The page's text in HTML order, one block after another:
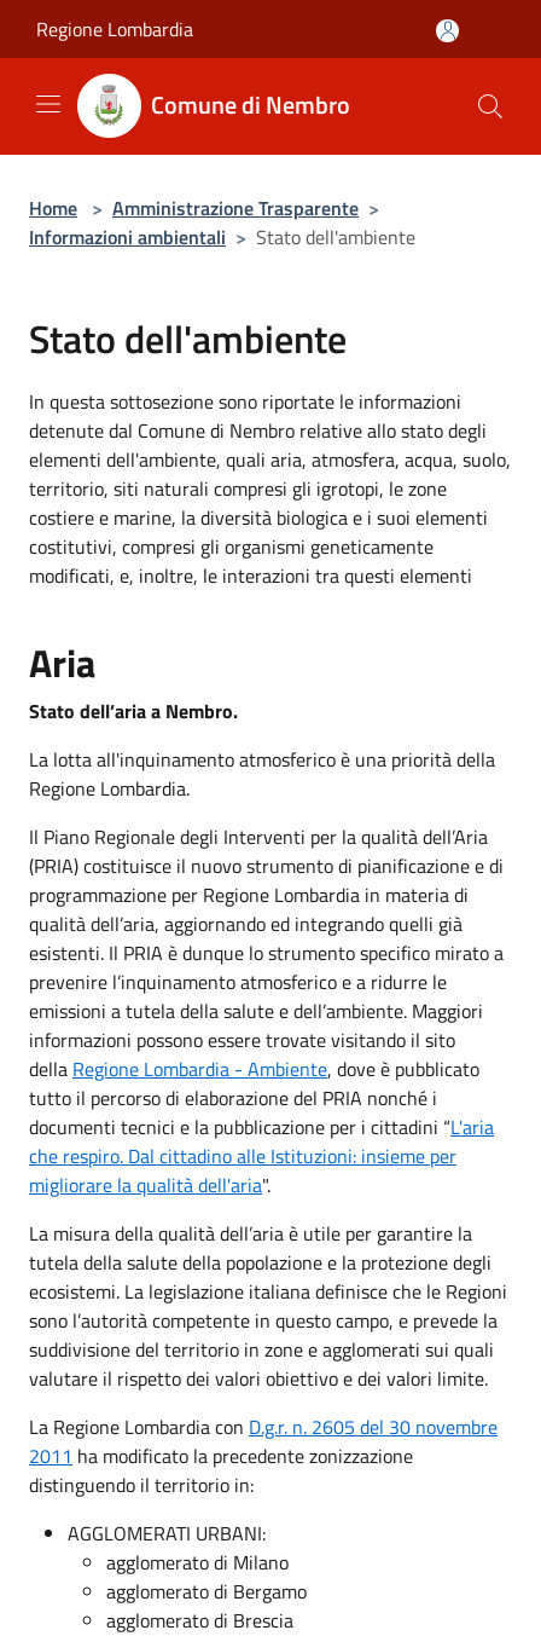
Regione Lombardia
Comune di Nembro
Home > Amministrazione Trasparente >
Informazioni ambientali > Stato dell'ambiente
Stato dell'ambiente
In questa sottosezione sono riportate le informazioni
detenute dal Comune di Nembro relative allo stato degli
elementi dell'ambiente, quali aria, atmosfera, acqua, suolo,
territorio, siti naturali compresi gli igrotopi, le zone
costiere e marine, la diversità biologica e i suoi elementi
costitutivi, compresi gli organismi geneticamente
modificati, e, inoltre, le interazioni tra questi elementi
Aria
Stato dell’aria a Nembro.
La lotta all'inquinamento atmosferico è una priorità della
Regione Lombardia.
Il Piano Regionale degli Interventi per la qualità dell’Aria
(PRIA) costituisce il nuovo strumento di pianificazione e di
programmazione per Regione Lombardia in materia di
qualità dell’aria, aggiornando ed integrando quelli già
esistenti. Il PRIA è dunque lo strumento specifico mirato a
prevenire l’inquinamento atmosferico e a ridurre le
emissioni a tutela della salute e dell’ambiente. Maggiori
informazioni possono essere trovate visitando il sito
della Regione Lombardia - Ambiente, dove è pubblicato
tutto il percorso di elaborazione del PRIA nonché i
documenti tecnici e la pubblicazione per i cittadini “L'aria
che respiro. Dal cittadino alle Istituzioni: insieme per
migliorare la qualità dell'aria".
La misura della qualità dell’aria è utile per garantire la
tutela della salute della popolazione e la protezione degli
ecosistemi. La legislazione italiana definisce che le Regioni
sono l’autorità competente in questo campo, e prevede la
suddivisione del territorio in zone e agglomerati sui quali
valutare il rispetto dei valori obiettivo e dei valori limite.
La Regione Lombardia con D.g.r. n. 2605 del 30 novembre
2011 ha modificato la precedente zonizzazione
distinguendo il territorio in:
AGGLOMERATI URBANI:
agglomerato di Milano
agglomerato di Bergamo
agglomerato di Brescia